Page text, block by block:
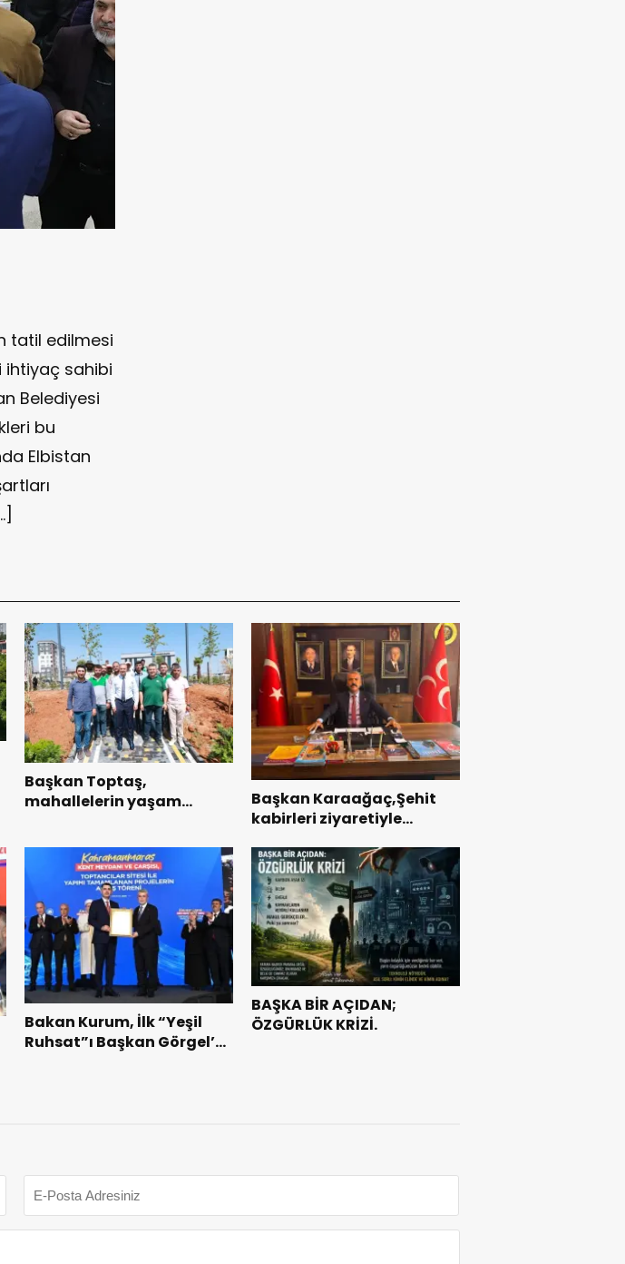
tatil edilmesi
ihtiyaç sahibi
Belediyesi
bu
Elbistan
Başkan Toptaş,
mahallelerin yaşam
Başkan Karaağaç,Şehit
kabirleri ziyaretiyle
Bakan Kurum, İlk “Yeşil
Ruhsat”ı Başkan Görgel’e
BAŞKA BİR AÇIDAN;
ÖZGÜRLÜK KRİZİ.